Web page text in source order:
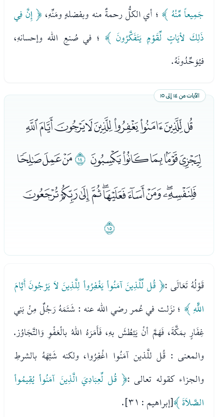
جَمِيعاً مِّنْهُ ﴾ ؛ أي الكلُّ رحمةٌ منه وبفضلهٍِ ومَنِّهِ،﴿ إِنَّ فِي
ذَلِكَ لأيَاتٍ لِّقَوْمٍ يَتَفَكَّرُونَ ﴾ ؛ في صُنعِ الله وإحسانهِ،
فيُوَحِّدُونَهُ.
الآيات من ١٤ إلى ١٥
ﭑﭒﭓﭔﭕﭖﭗﭘﭙ
ﭚﭛﭜﭝﭞ ﭟﭠﭡﭢ
ﭣﭤﭥﭦﭧﭨﭩﭪﭫﭬ
ﭭ
قَوْلُهُ تَعَالَى :﴿ قُل لِّلَّذِينَ آمَنُواْ يَغْفِرُواْ لِلَّذِينَ لاَ يَرْجُونَ أَيَّامَ
اللَّهِ ﴾ ؛ نزَلت في عُمر رضي الله عنه : شَتَمَهُ رَجُلٌ مِنْ بَنِي
غِفَارٍ بمَكَّةَ، فَهَمَّ أنْ يَبْطُشَ بهِ، فَأَمَرَهُ اللهُ بالْعَفْوِ وَالتَّجَاوُز.
والمعنى : قُل للَّذين آمَنُوا اغْفِرُوا، ولكنه شَبَّهَهُ بالشرطِ
والجزاء كقوله تعالى :﴿ قُل لِّعِبَادِيَ الَّذِينَ آمَنُواْ يُقِيمُواْ
الصَّلاَةَ ﴾[إبراهيم : ٣١].